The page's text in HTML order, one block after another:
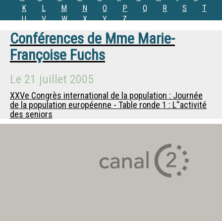
K
L M N O P Q R S
T
U
V W X Y Z
Conférences de Mme Marie-
Françoise Fuchs
Le 21 juillet 2005
XXVe Congrès international de la population : Journée
de la population européenne - Table ronde 1 : L''activité
des seniors